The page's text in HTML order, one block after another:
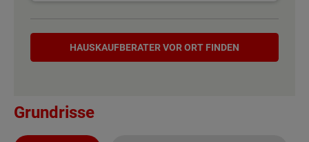
Hauskaufberater
HAUSKAUF­BERATER VOR ORT FINDEN
Grundrisse